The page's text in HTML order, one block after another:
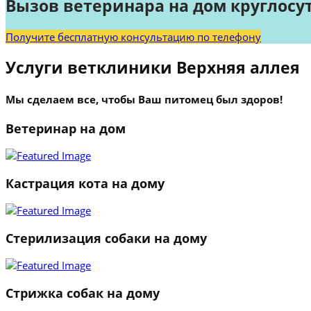
1
Вызов ветеринара на дом
Получите бесплатную консультацию по телефону
Услуги ветклиники Верхняя аллея
Мы сделаем все, чтобы Ваш питомец был здоров!
Ветеринар на дом
Кастрация кота на дому
Стерилизация собаки на дому
Стрижка собак на дому